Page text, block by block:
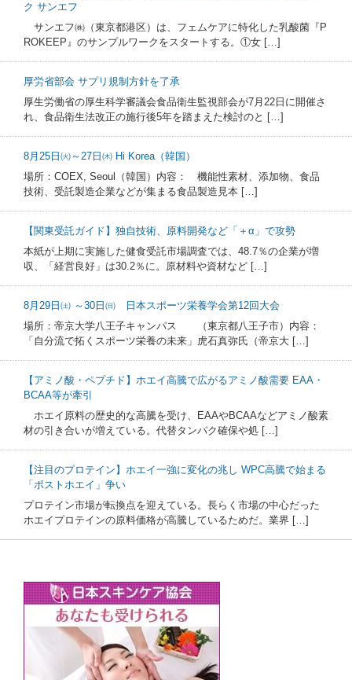
ク サンエフ
サンエフ㈱（東京都港区）は、フェムケアに特化した乳酸菌『P
ROKEEP』のサンプルワークをスタートする。①女 […]
厚労省部会 サプリ規制方針を了承
厚生労働省の厚生科学審議会食品衛生監視部会が7月22日に開催さ
れ、食品衛生法改正の施行後5年を踏まえた検討のと […]
8月25日㈫～27日㈭ Hi Korea（韓国）
場所：COEX, Seoul（韓国）内容： 機能性素材、添加物、食品
技術、受託製造企業などが集まる食品製造見本 […]
【関東受託ガイド】独自技術、原料開発など「＋α」で攻勢
本紙が上期に実施した健食受託市場調査では、48.7％の企業が増
収、「経営良好」は30.2％に。原材料や資材など […]
8月29日㈯ ～30日㈰ 日本スポーツ栄養学会第12回大会
場所：帝京大学八王子キャンパス （東京都八王子市）内容：
「自分流で拓くスポーツ栄養の未来」虎石真弥氏（帝京大 […]
【アミノ酸・ペプチド】ホエイ高騰で広がるアミノ酸需要 EAA・
BCAA等が牽引
ホエイ原料の歴史的な高騰を受け、EAAやBCAAなどアミノ酸素
材の引き合いが増えている。代替タンパク確保や処 […]
【注目のプロテイン】ホエイ一強に変化の兆し WPC高騰で始まる
「ポストホエイ」争い
プロテイン市場が転換点を迎えている。長らく市場の中心だった
ホエイプロテインの原料価格が高騰しているためだ。業界 […]